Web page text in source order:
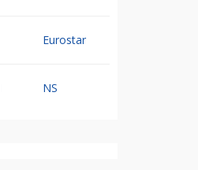
Eurostar
NS